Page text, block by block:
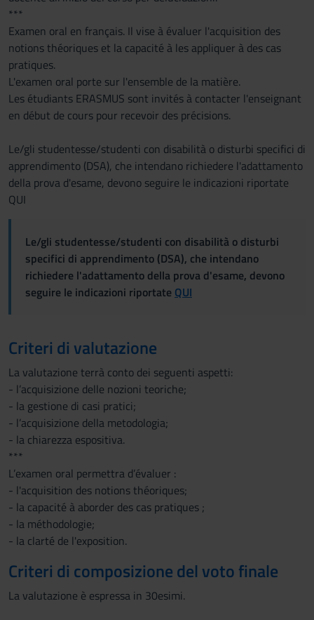
***
Examen oral en français. Il vise à évaluer l'acquisition des
notions théoriques et la capacité à les appliquer à des cas
pratiques.
L'examen oral porte sur l'ensemble de la matière.
Les étudiants ERASMUS sont invités à contacter l'enseignant
en début de cours pour recevoir des précisions.
Le/gli studentesse/studenti con disabilità o disturbi specifici di
apprendimento (DSA), che intendano richiedere l'adattamento
della prova d'esame, devono seguire le indicazioni riportate
QUI
Le/gli studentesse/studenti con disabilità o disturbi
specifici di apprendimento (DSA), che intendano
richiedere l'adattamento della prova d'esame, devono
seguire le indicazioni riportate QUI
Criteri di valutazione
La valutazione terrà conto dei seguenti aspetti:
- l’acquisizione delle nozioni teoriche;
- la gestione di casi pratici;
- l’acquisizione della metodologia;
- la chiarezza espositiva.
***
L’examen oral permettra d’évaluer :
- l'acquisition des notions théoriques;
- la capacité à aborder des cas pratiques ;
- la méthodologie;
- la clarté de l'exposition.
Criteri di composizione del voto finale
La valutazione è espressa in 30esimi.